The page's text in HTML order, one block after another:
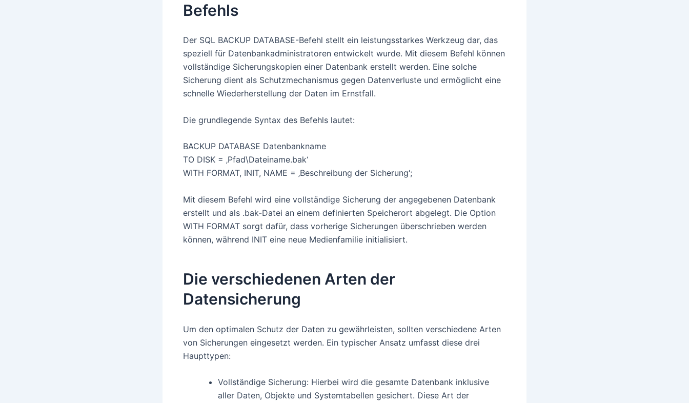
Befehls
Der SQL BACKUP DATABASE-Befehl stellt ein leistungsstarkes Werkzeug dar, das
speziell für Datenbankadministratoren entwickelt wurde. Mit diesem Befehl können
vollständige Sicherungskopien einer Datenbank erstellt werden. Eine solche
Sicherung dient als Schutzmechanismus gegen Datenverluste und ermöglicht eine
schnelle Wiederherstellung der Daten im Ernstfall.
Die grundlegende Syntax des Befehls lautet:
BACKUP DATABASE Datenbankname
TO DISK = ‚Pfad\Dateiname.bak‘
WITH FORMAT, INIT, NAME = ‚Beschreibung der Sicherung‘;
Mit diesem Befehl wird eine vollständige Sicherung der angegebenen Datenbank
erstellt und als .bak-Datei an einem definierten Speicherort abgelegt. Die Option
WITH FORMAT sorgt dafür, dass vorherige Sicherungen überschrieben werden
können, während INIT eine neue Medienfamilie initialisiert.
Die verschiedenen Arten der
Datensicherung
Um den optimalen Schutz der Daten zu gewährleisten, sollten verschiedene Arten
von Sicherungen eingesetzt werden. Ein typischer Ansatz umfasst diese drei
Haupttypen:
Vollständige Sicherung: Hierbei wird die gesamte Datenbank inklusive
aller Daten, Objekte und Systemtabellen gesichert. Diese Art der